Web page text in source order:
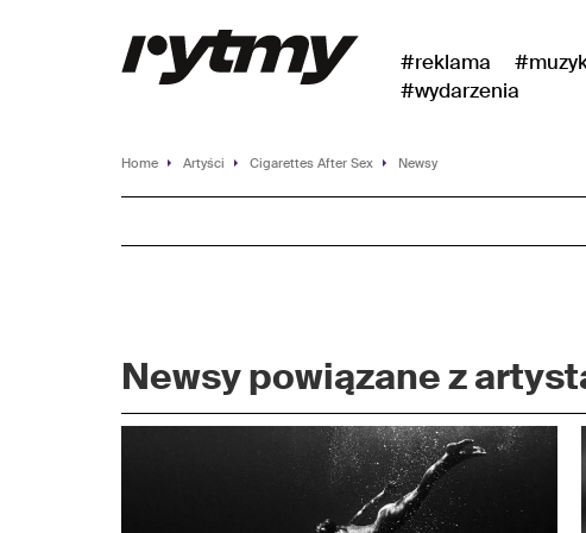
#reklama
#wydarzenia
Home Artyści Cigarettes After Sex Newsy
Newsy powiązane z